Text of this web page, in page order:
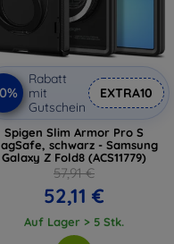
Rabatt
mit
Gutschein
EXTRA10
Spigen Slim Armor Pro S
schwarz - Samsung
Galaxy Z Fold8 (ACS11779)
57,91 €
52,11 €
Auf Lager > 5 Stk.